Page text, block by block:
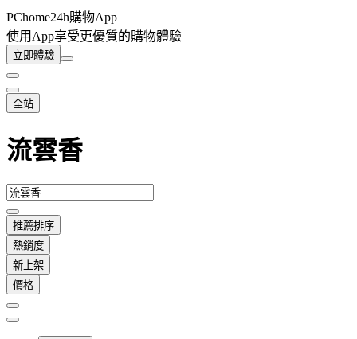
PChome24h購物App
使用App享受更優質的購物體驗
立即體驗
全站
流雲香
推薦排序
熱銷度
新上架
價格